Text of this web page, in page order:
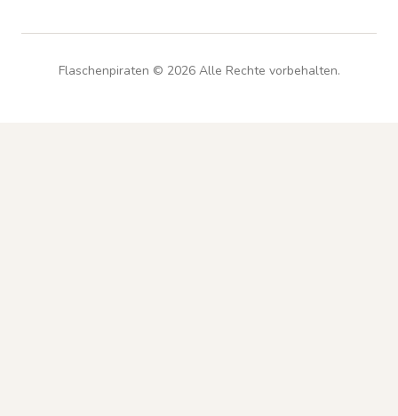
Flaschenpiraten © 2026Alle Rechte vorbehalten.